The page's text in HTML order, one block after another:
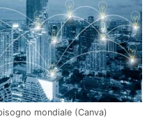
mondiale (Canva)